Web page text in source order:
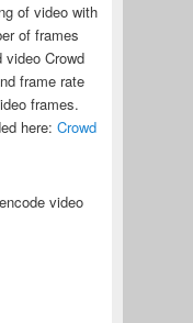
of video with
of frames
Crowd
frame rate
frames.
here: Crowd
video